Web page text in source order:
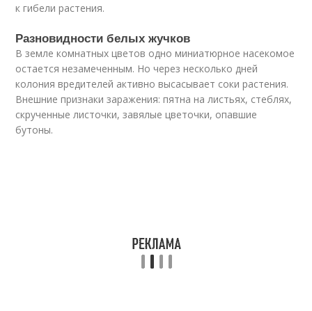
к гибели растения.
Разновидности белых жучков
В земле комнатных цветов одно миниатюрное насекомое
остается незамеченным. Но через несколько дней
колония вредителей активно высасывает соки растения.
Внешние признаки заражения: пятна на листьях, стеблях,
скрученные листочки, завялые цветочки, опавшие
бутоны.